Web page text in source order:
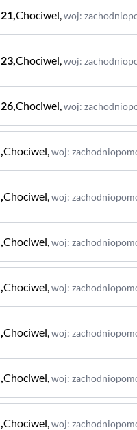
21,Chociwel,woj:
23,Chociwel,woj:
26,Chociwel,woj:
,Chociwel,woj:
,Chociwel,woj:
,Chociwel,woj:
,Chociwel,woj:
,Chociwel,woj:
,Chociwel,woj:
,Chociwel,woj: